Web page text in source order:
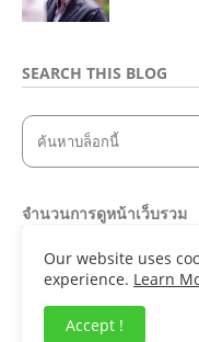
SEARCH THIS BLOG
จำนวนการดูหน้าเว็บรวม
8670
Home
About
Copyright ©
Our website uses
experience. Learn
Accept !